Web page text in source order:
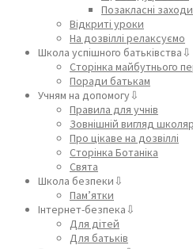
Позакласні заходи
Відкриті уроки
На дозвіллі релаксуємо
Школа успішного батьківства⇩
Сторінка майбутнього
Поради батькам
Учням на допомогу⇩
Правила для учнів
Зовнішній вигляд
Про цікаве на дозвіллі
Сторінка Ботаніка
Свята
Школа безпеки⇩
Пам’ятки
Інтернет-безпека⇩
Для дітей
Для батьків